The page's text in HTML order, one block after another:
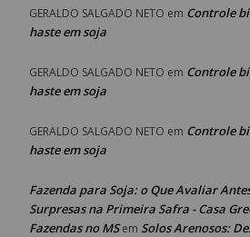
GERALDO SALGADO NETO em Controle
haste em soja
GERALDO SALGADO NETO em Controle
haste em soja
GERALDO SALGADO NETO em Controle
haste em soja
Fazenda para Soja: o Que Avaliar
Surpresas na Primeira Safra - Casa
Fazendas no MSem Solos Arenosos: